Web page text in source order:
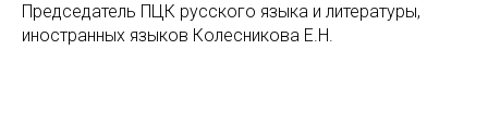
Председатель ПЦК русского языка и литературы,
иностранных языков Колесникова Е.Н.